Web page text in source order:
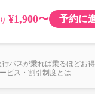
¥1,900〜 予約に
行バスが乗れば乗るほどお
ビス・割引制度とは